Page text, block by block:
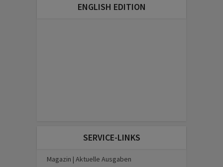
ENGLISH EDITION
SERVICE-LINKS
Magazin | Aktuelle Ausgaben